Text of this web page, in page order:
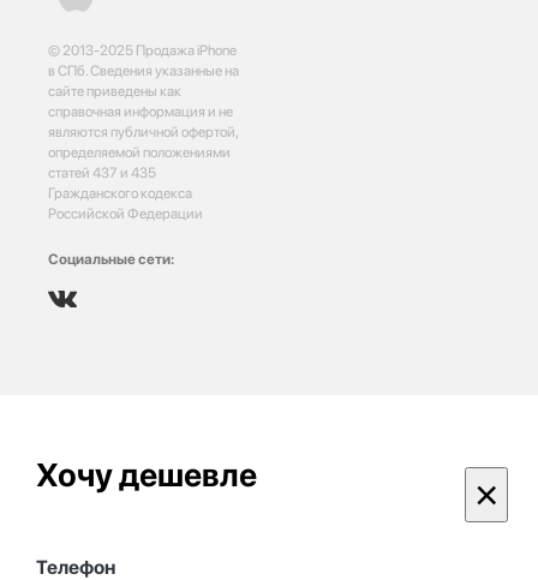
© 2013-2025 Продажа iPhone
в СПб. Сведения указанные на
сайте приведены как
справочная информация и не
являются публичной офертой,
определяемой положениями
статей 437 и 435
Гражданского кодекса
Российской Федерации
Социальные сети:
Хочу дешевле ×
Телефон